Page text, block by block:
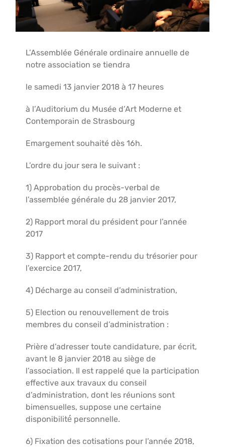
L’Assemblée Générale ordinaire annuelle de
notre association se tiendra
le samedi 13 janvier 2018 à 17 heures
à l’Auditorium du Musée d’Art Moderne et
Contemporain de Strasbourg
Emargement souhaité dès 16h.
L’ordre du jour sera le suivant :
1) Approbation du procès-verbal de
l’assemblée générale du 28 janvier 2017,
2) Rapport moral du président pour l’année
2017
3) Rapport et compte-rendu du trésorier pour
l’exercice 2017,
4) Décharge au conseil d’administration,
5) Election ou renouvellement de trois
membres du conseil d’administration :
Prière d’adresser toute candidature, par écrit,
avant le 8 janvier 2018 au siège de
l’association. Il est rappelé que la participation
effective aux travaux du conseil
d’administration, dont les réunions sont
bimensuelles, suppose une certaine
disponibilité́ personnelle.
6) Fixation des cotisations pour l’année 2018,